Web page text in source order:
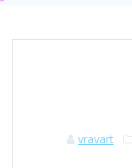
vravart